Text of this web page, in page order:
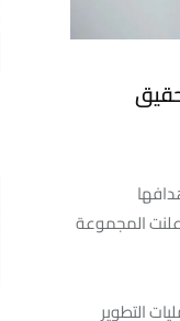
إلى مسيرتها. وأعلنت المجموعة
التطوير